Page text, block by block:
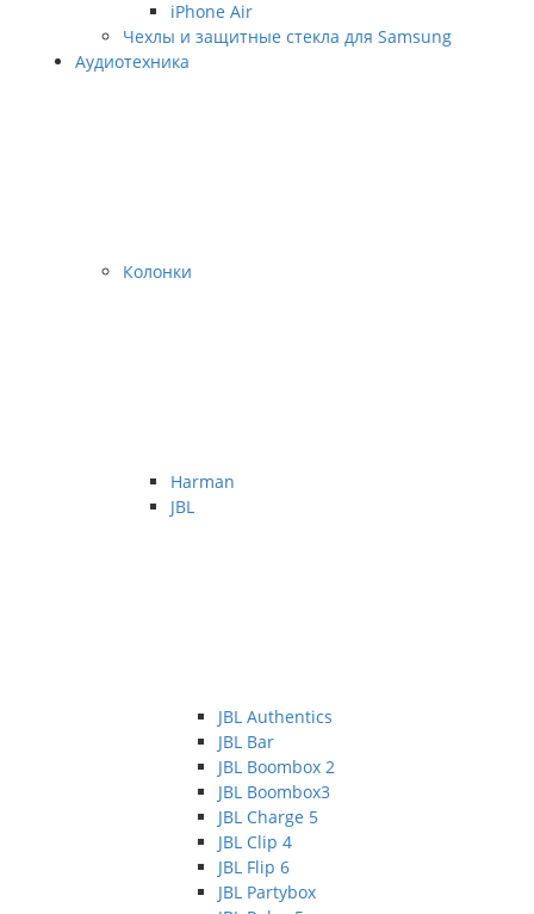
iPhone Air
Чехлы и защитные стекла для Samsung
Аудиотехника
Колонки
Harman
JBL
JBL Authentics
JBL Bar
JBL Boombox 2
JBL Boombox3
JBL Charge 5
JBL Clip 4
JBL Flip 6
JBL Partybox